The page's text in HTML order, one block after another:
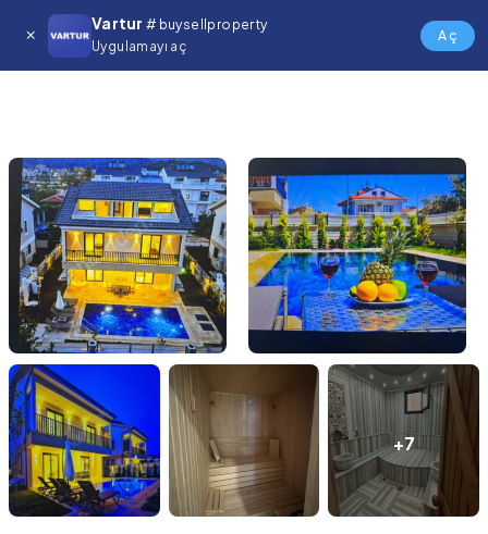
Vartur # buysellproperty
Uygulamayı aç
Aç
+7